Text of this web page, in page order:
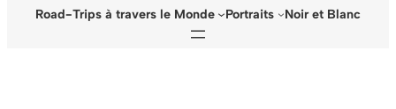
Road-Trips à travers le Monde Portraits Noir et Blanc